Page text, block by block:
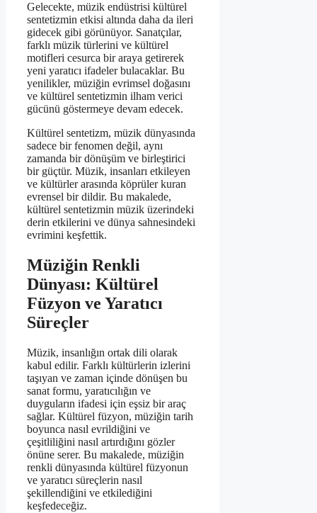
Gelecekte, müzik endüstrisi kültürel
sentetizmin etkisi altında daha da ileri
gidecek gibi görünüyor. Sanatçılar,
farklı müzik türlerini ve kültürel
motifleri cesurca bir araya getirerek
yeni yaratıcı ifadeler bulacaklar. Bu
yenilikler, müziğin evrimsel doğasını
ve kültürel sentetizmin ilham verici
gücünü göstermeye devam edecek.
Kültürel sentetizm, müzik dünyasında
sadece bir fenomen değil, aynı
zamanda bir dönüşüm ve birleştirici
bir güçtür. Müzik, insanları etkileyen
ve kültürler arasında köprüler kuran
evrensel bir dildir. Bu makalede,
kültürel sentetizmin müzik üzerindeki
derin etkilerini ve dünya sahnesindeki
evrimini keşfettik.
Müziğin Renkli
Dünyası: Kültürel
Füzyon ve Yaratıcı
Süreçler
Müzik, insanlığın ortak dili olarak
kabul edilir. Farklı kültürlerin izlerini
taşıyan ve zaman içinde dönüşen bu
sanat formu, yaratıcılığın ve
duyguların ifadesi için eşsiz bir araç
sağlar. Kültürel füzyon, müziğin tarih
boyunca nasıl evrildiğini ve
çeşitliliğini nasıl artırdığını gözler
önüne serer. Bu makalede, müziğin
renkli dünyasında kültürel füzyonun
ve yaratıcı süreçlerin nasıl
şekillendiğini ve etkilediğini
keşfedeceğiz.